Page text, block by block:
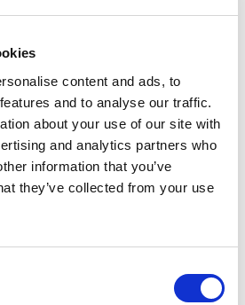
content and ads, to
and to analyse our traffic.
about your use of our site with
and analytics partners who
information that you’ve
they’ve collected from your use